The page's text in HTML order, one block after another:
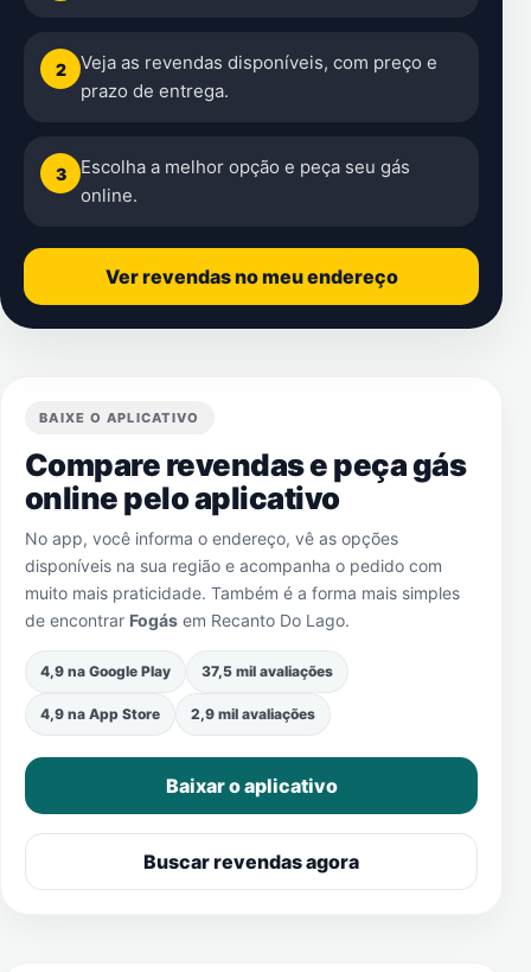
2
Veja as revendas disponíveis, com preço e
prazo de entrega.
3
Escolha a melhor opção e peça seu gás
online.
Ver revendas no meu endereço
BAIXE O APLICATIVO
Compare revendas e peça gás
online pelo aplicativo
No app, você informa o endereço, vê as opções
disponíveis na sua região e acompanha o pedido com
muito mais praticidade. Também é a forma mais simples
de encontrar Fogás em Recanto Do Lago.
4,9 na Google Play 37,5 mil avaliações
4,9 na App Store 2,9 mil avaliações
Baixar o aplicativo
Buscar revendas agora